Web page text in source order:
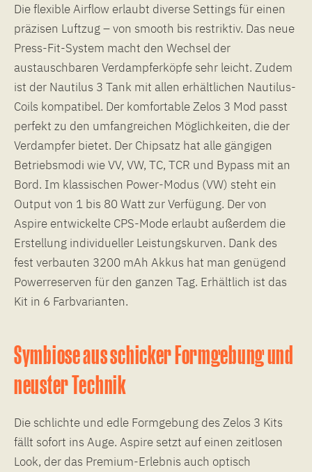
Die flexible Airflow erlaubt diverse Settings für einen
präzisen Luftzug – von smooth bis restriktiv. Das neue
Press-Fit-System macht den Wechsel der
austauschbaren Verdampferköpfe sehr leicht. Zudem
ist der Nautilus 3 Tank mit allen erhältlichen Nautilus-
Coils kompatibel. Der komfortable Zelos 3 Mod passt
perfekt zu den umfangreichen Möglichkeiten, die der
Verdampfer bietet. Der Chipsatz hat alle gängigen
Betriebsmodi wie VV, VW, TC, TCR und Bypass mit an
Bord. Im klassischen Power-Modus (VW) steht ein
Output von 1 bis 80 Watt zur Verfügung. Der von
Aspire entwickelte CPS-Mode erlaubt außerdem die
Erstellung individueller Leistungskurven. Dank des
fest verbauten 3200 mAh Akkus hat man genügend
Powerreserven für den ganzen Tag. Erhältlich ist das
Kit in 6 Farbvarianten.
Symbiose aus schicker Formgebung und
neuster Technik
Die schlichte und edle Formgebung des Zelos 3 Kits
fällt sofort ins Auge. Aspire setzt auf einen zeitlosen
Look, der das Premium-Erlebnis auch optisch